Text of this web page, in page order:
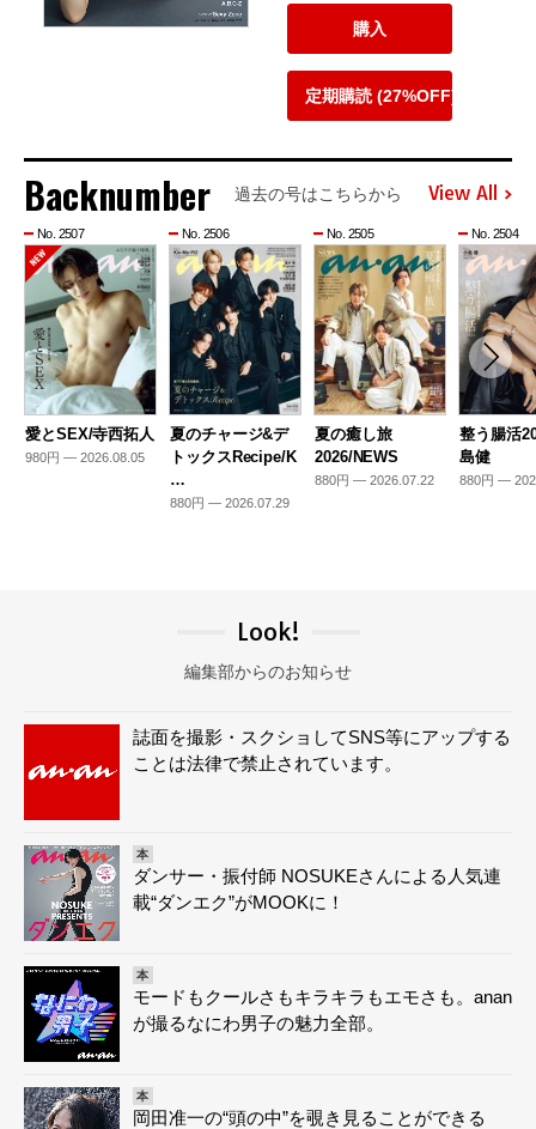
購入
定期購読 (27%OFF)
Backnumber 過去の号はこちらから View All
No. 2507
愛とSEX/寺西拓人
980円 — 2026.08.05
No. 2506
夏のチャージ&デ
トックスRecipe/K
…
880円 — 2026.07.29
No. 2505
夏の癒し旅
2026/NEWS
880円 — 2026.07.22
No. 2504
整う腸活
島健
880円 —
Look!
編集部からのお知らせ
誌面を撮影・スクショしてSNS等にアップする
ことは法律で禁止されています。
本
ダンサー・振付師 NOSUKEさんによる人気連
載“ダンエク”がMOOKに！
本
モードもクールさもキラキラもエモさも。anan
が撮るなにわ男子の魅力全部。
本
岡田准一の“頭の中”を覗き見ることができる